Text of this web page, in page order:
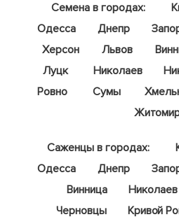
Семена в городах:
Одесса
Днепр
Херсон
Львов
Луцк
Николаев
Ровно
Сумы
Саженцы в городах:
Одесса
Днепр
Винница
Николаев
Черновцы
Кривой